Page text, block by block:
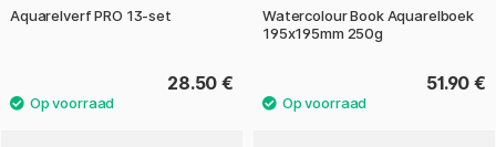
Aquarelverf PRO 13-set
28.50 €
Watercolour Book Aquarelboek
195x195mm 250g
51.90 €